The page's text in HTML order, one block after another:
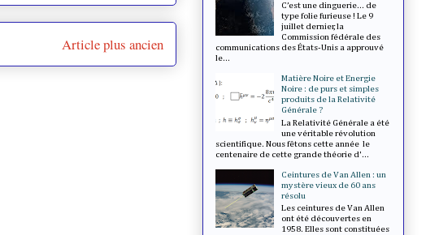
Article plus ancien
C’est une dinguerie... de
type folie furieuse ! Le 9
juillet dernier, la
Commission fédérale des
communications des États-Unis a approuvé
le...
Matière Noire et Energie
Noire : de purs et simples
produits de la Relativité
Générale ?
La Relativité Générale a été
une véritable révolution
scientifique. Nous fêtons cette année le
centenaire de cette grande théorie d'...
Ceintures de Van Allen : un
mystère vieux de 60 ans
résolu
Les ceintures de Van Allen
ont été découvertes en
1958. Elles sont constituées